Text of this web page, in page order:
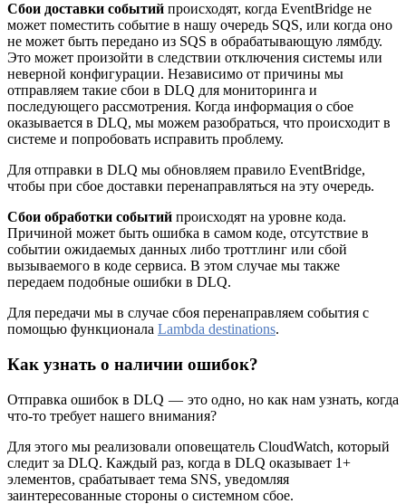
Сбои доставки событий происходят, когда EventBridge не
может поместить событие в нашу очередь SQS, или когда оно
не может быть передано из SQS в обрабатывающую лямбду.
Это может произойти в следствии отключения системы или
неверной конфигурации. Независимо от причины мы
отправляем такие сбои в DLQ для мониторинга и
последующего рассмотрения. Когда информация о сбое
оказывается в DLQ, мы можем разобраться, что происходит в
системе и попробовать исправить проблему.
Для отправки в DLQ мы обновляем правило EventBridge,
чтобы при сбое доставки перенаправляться на эту очередь.
Сбои обработки событий происходят на уровне кода.
Причиной может быть ошибка в самом коде, отсутствие в
событии ожидаемых данных либо троттлинг или сбой
вызываемого в коде сервиса. В этом случае мы также
передаем подобные ошибки в DLQ.
Для передачи мы в случае сбоя перенаправляем события с
помощью функционала Lambda destinations.
Как узнать о наличии ошибок?
Отправка ошибок в DLQ — это одно, но как нам узнать, когда
что-то требует нашего внимания?
Для этого мы реализовали оповещатель CloudWatch, который
следит за DLQ. Каждый раз, когда в DLQ оказывает 1+
элементов, срабатывает тема SNS, уведомляя
заинтересованные стороны о системном сбое.